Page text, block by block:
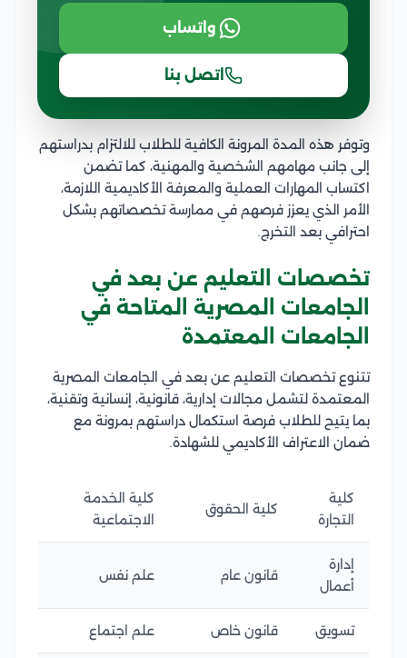
واتساب
اتصل بنا
وتوفر هذه المدة المرونة الكافية للطلاب للالتزام بدراستهم
إلى جانب مهامهم الشخصية والمهنية، كما تضمن
اكتساب المهارات العملية والمعرفة الأكاديمية اللازمة،
الأمر الذي يعزز فرصهم في ممارسة تخصصاتهم بشكل
احترافي بعد التخرج.
تخصصات التعليم عن بعد في
الجامعات المصرية المتاحة في
الجامعات المعتمدة
تتنوع تخصصات التعليم عن بعد في الجامعات المصرية
المعتمدة لتشمل مجالات إدارية، قانونية، إنسانية وتقنية،
بما يتيح للطلاب فرصة استكمال دراستهم بمرونة مع
ضمان الاعتراف الأكاديمي للشهادة.
كلية
التجارة
كلية الحقوق
كلية الخدمة
الاجتماعية
إدارة
أعمال
قانون عام علم نفس
تسويق قانون خاص علم اجتماع